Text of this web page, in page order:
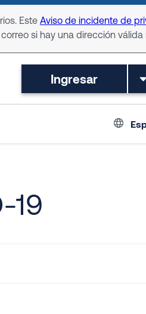
Este Aviso de incidente de
si hay una dirección válida
Ingresar
19